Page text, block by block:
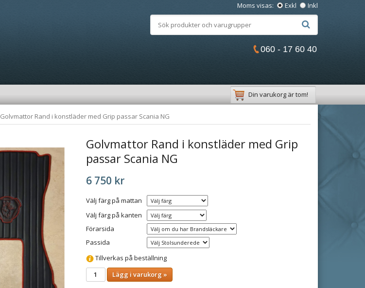
060 - 17 60 40
Moms visas: Exkl Inkl
Din varukorg är tom!
Golvmattor Rand i konstläder med Grip passar Scania NG
Golvmattor Rand i konstläder med Grip
passar Scania NG
6 750 kr
Välj färg på mattan
Välj färg på kanten
Förarsida
Passida
Tillverkas på beställning
Lägg i varukorg »